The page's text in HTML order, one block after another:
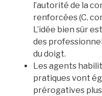
l’autorité de la
renforcées (C.
L’idée bien sûr
des
du doigt.
Les agents
pratiques vont
prérogatives